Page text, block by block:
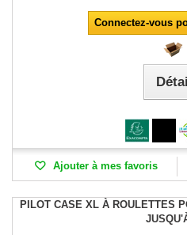
Connectez-vous
Ajouter à mes favoris
PILOT CASE XL À ROULETTES